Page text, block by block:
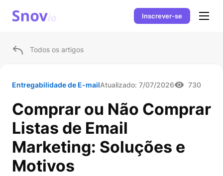
Inscrever-se
Todos os artigos
Entregabilidade de E-mailAtualizado: 7/07/2026 730
Comprar ou Não Comprar
Listas de Email
Marketing: Soluções e
Motivos